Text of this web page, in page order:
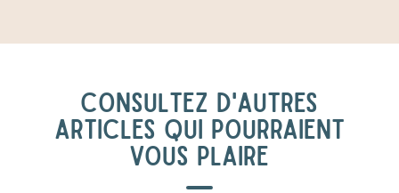
CONSULTEZ D'AUTRES
ARTICLES QUI POURRAIENT
VOUS PLAIRE